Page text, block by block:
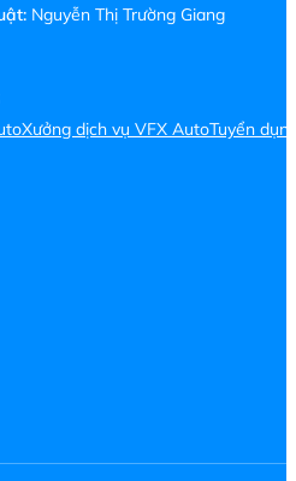
Nguyễn Thị Trường Giang
Xưởng dịch vụ VFX AutoTuyển